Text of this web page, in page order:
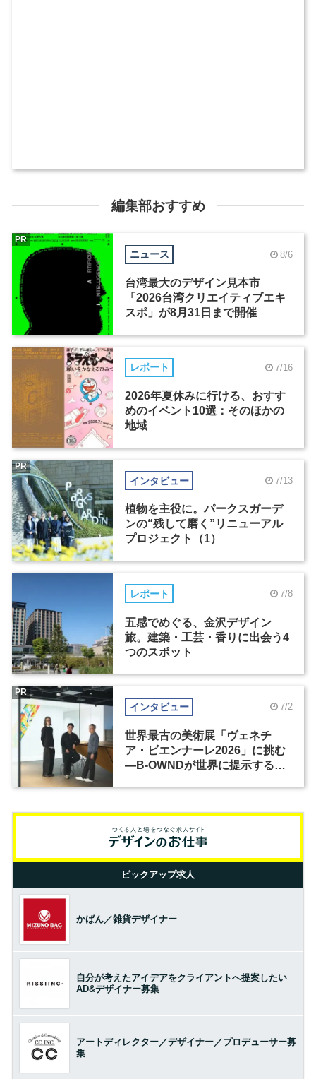
編集部おすすめ
ニュース 8/6
台湾最大のデザイン見本市
「2026台湾クリエイティブエキ
スポ」が8月31日まで開催
PR
レポート 7/16
2026年夏休みに行ける、おすす
めのイベント10選：そのほかの
地域
インタビュー 7/13
植物を主役に。パークスガーデ
ンの“残して磨く”リニューアル
プロジェクト（1）
PR
レポート 7/8
五感でめぐる、金沢デザイン
旅。建築・工芸・香りに出会う4
つのスポット
インタビュー 7/2
世界最古の美術展「ヴェネチ
ア・ビエンナーレ2026」に挑む
―B-OWNDが世界に提示する美
PR
ピックアップ求人
かばん／雑貨デザイナー
自分が考えたアイデアをクライアントへ提案したい
AD&デザイナー募集
アートディレクター／デザイナー／プロデューサー募
集